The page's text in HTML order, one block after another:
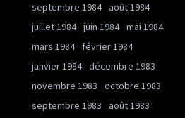
septembre 1984 août 1984
juillet 1984 juin 1984 mai 1984
mars 1984
février 1984
janvier 1984 décembre 1983
novembre 1983
octobre 1983
septembre 1983
août 1983